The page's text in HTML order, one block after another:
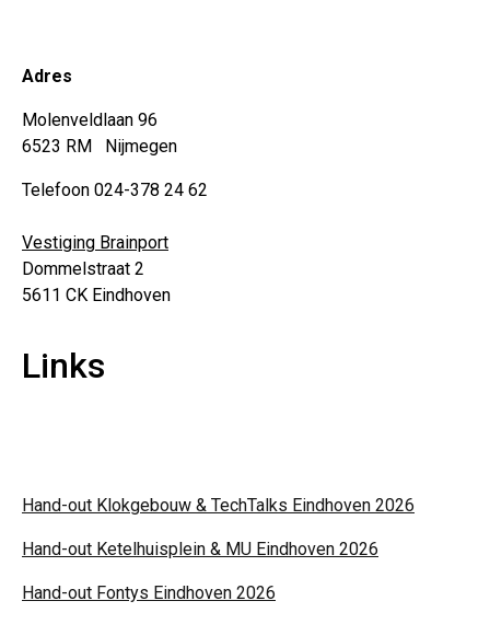
Adres
Molenveldlaan 96
6523 RM Nijmegen
Telefoon 024-378 24 62
Vestiging Brainport
Dommelstraat 2
5611 CK Eindhoven
Links
Hand-out Klokgebouw & TechTalks Eindhoven 2026
Hand-out Ketelhuisplein & MU Eindhoven 2026
Hand-out Fontys Eindhoven 2026